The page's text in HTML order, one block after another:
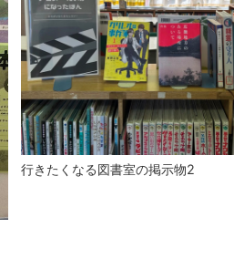
行きたくなる図書室の掲示物2